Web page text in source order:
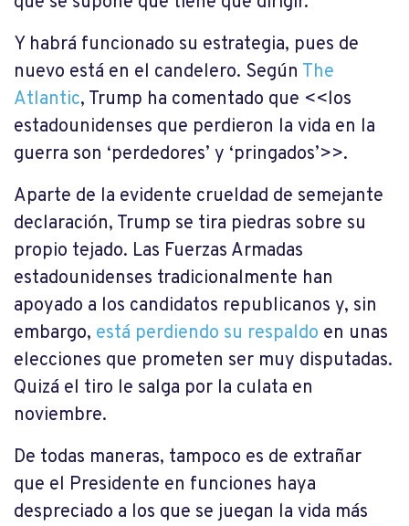
Y habrá funcionado su estrategia, pues de
nuevo está en el candelero. Según The
Atlantic, Trump ha comentado que <<los
estadounidenses que perdieron la vida en la
guerra son ‘perdedores’ y ‘pringados’>>.
Aparte de la evidente crueldad de semejante
declaración, Trump se tira piedras sobre su
propio tejado. Las Fuerzas Armadas
estadounidenses tradicionalmente han
apoyado a los candidatos republicanos y, sin
embargo, está perdiendo su respaldo en unas
elecciones que prometen ser muy disputadas.
Quizá el tiro le salga por la culata en
noviembre.
De todas maneras, tampoco es de extrañar
que el Presidente en funciones haya
despreciado a los que se juegan la vida más